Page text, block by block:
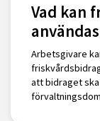
Vad kan
Arbetsgivare
att bidraget